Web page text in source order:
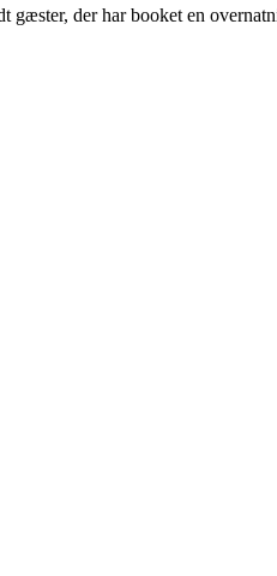
gæster, der har booket en